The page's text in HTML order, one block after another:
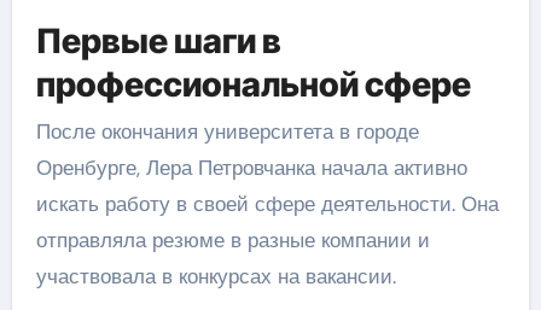
Первые шаги в
профессиональной сфере
После окончания университета в городе
Оренбурге, Лера Петровчанка начала активно
искать работу в своей сфере деятельности. Она
отправляла резюме в разные компании и
участвовала в конкурсах на вакансии.